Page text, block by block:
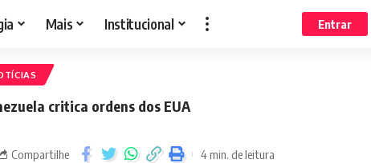
Mais Institucional Entrar
critica ordens dos EUA
Compartilhe 4 min. de leitura